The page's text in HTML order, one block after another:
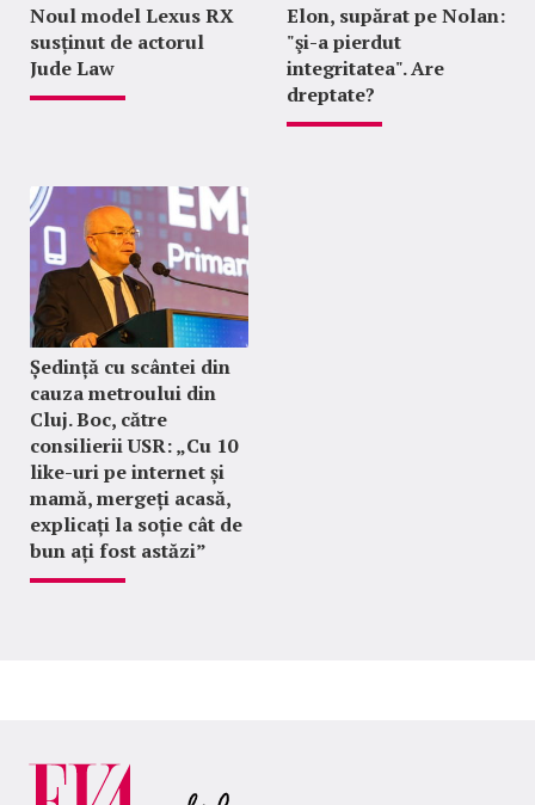
Noul model Lexus RX
susținut de actorul
Jude Law
Elon, supărat pe Nolan:
"şi-a pierdut
integritatea". Are
dreptate?
Ședință cu scântei din
cauza metroului din
Cluj. Boc, către
consilierii USR: „Cu 10
like-uri pe internet și
mamă, mergeți acasă,
explicați la soție cât de
bun ați fost astăzi”